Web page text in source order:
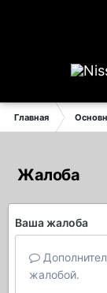
Главная
Жалоба
Ваша жалоба
жалобой.